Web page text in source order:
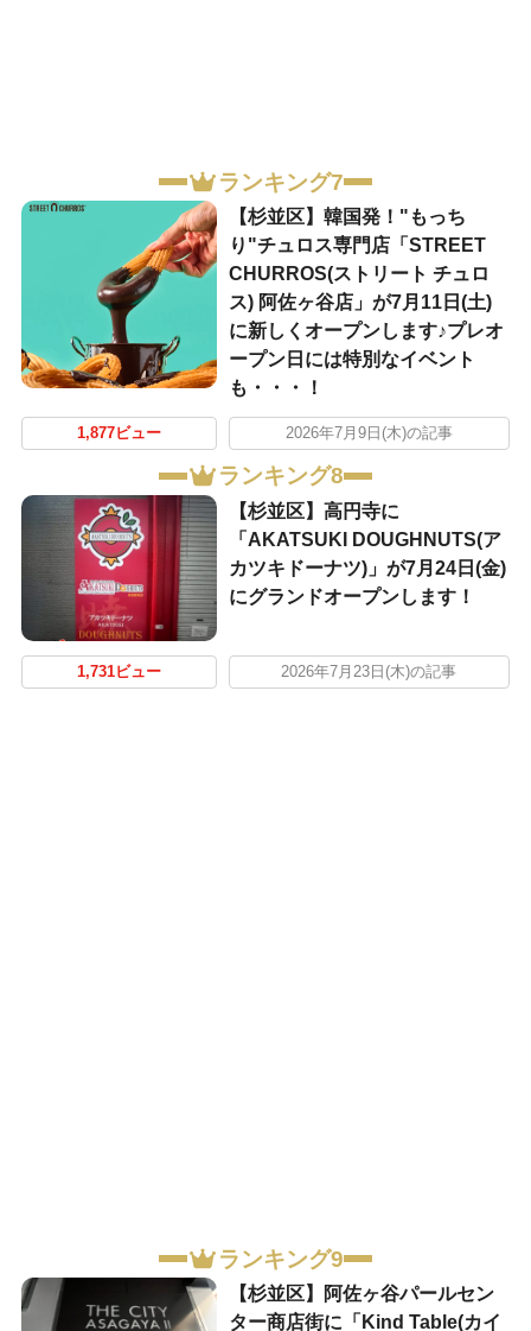
ランキング7
【杉並区】韓国発！"もっち
り"チュロス専門店「STREET
CHURROS(ストリート チュロ
ス) 阿佐ヶ谷店」が7月11日(土)
に新しくオープンします♪プレオ
ープン日には特別なイベント
も・・・！
1,877ビュー 2026年7月9日(木)の記事
ランキング8
【杉並区】高円寺に
「AKATSUKI DOUGHNUTS(ア
カツキドーナツ)」が7月24日(金)
にグランドオープンします！
1,731ビュー 2026年7月23日(木)の記事
ランキング9
【杉並区】阿佐ヶ谷パールセン
ター商店街に「Kind Table(カイ